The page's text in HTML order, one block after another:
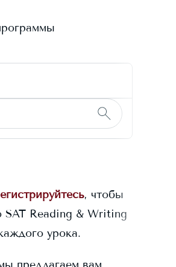
, чтобы
SAT Reading & Writing
урока.